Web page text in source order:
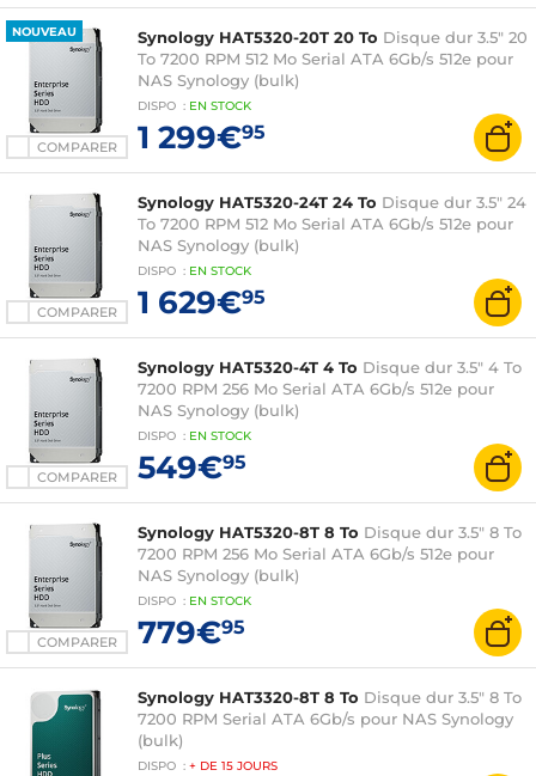
NOUVEAU
COMPARER
Synology HAT5320-20T 20 To Disque dur 3.5" 20
To 7200 RPM 512 Mo Serial ATA 6Gb/s 512e pour
NAS Synology (bulk)
DISPO : EN STOCK
1 299€95
COMPARER
Synology HAT5320-24T 24 To Disque dur 3.5" 24
To 7200 RPM 512 Mo Serial ATA 6Gb/s 512e pour
NAS Synology (bulk)
DISPO : EN STOCK
1 629€95
COMPARER
Synology HAT5320-4T 4 To Disque dur 3.5" 4 To
7200 RPM 256 Mo Serial ATA 6Gb/s 512e pour
NAS Synology (bulk)
DISPO : EN STOCK
549€95
COMPARER
Synology HAT5320-8T 8 To Disque dur 3.5" 8 To
7200 RPM 256 Mo Serial ATA 6Gb/s 512e pour
NAS Synology (bulk)
DISPO : EN STOCK
779€95
Synology HAT3320-8T 8 To Disque dur 3.5" 8 To
7200 RPM Serial ATA 6Gb/s pour NAS Synology
(bulk)
DISPO : + DE 15 JOURS